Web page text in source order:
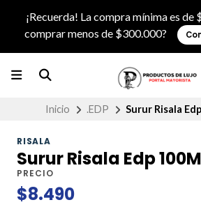
¡Recuerda! La compra mínima es de
comprar menos de $300.000?
Inicio .EDP Surur Risala
RISALA
Surur Risala Edp
PRECIO
$8.490